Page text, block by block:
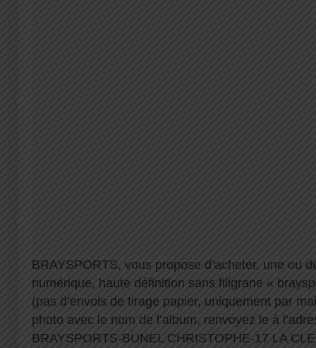
BRAYSPORTS, vous propose d’acheter, une ou
numérique, haute définition sans filigrane «
(pas d’envois de tirage papier, uniquement par
photo avec le nom de l’album, renvoyez le à
BRAYSPORTS-BUNEL CHRISTOPHE-17 LA